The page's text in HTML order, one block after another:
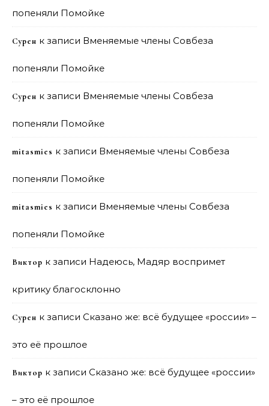
попеняли Помойке
Сурен к записи Вменяемые члены Совбеза
попеняли Помойке
Сурен к записи Вменяемые члены Совбеза
попеняли Помойке
mitasmies к записи Вменяемые члены Совбеза
попеняли Помойке
mitasmies к записи Вменяемые члены Совбеза
попеняли Помойке
Виктор к записи Надеюсь, Мадяр воспримет
критику благосклонно
Сурен к записи Сказано же: всё будущее «россии» –
это её прошлое
Виктор к записи Сказано же: всё будущее «россии»
– это её прошлое